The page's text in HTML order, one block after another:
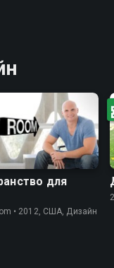
для
• 2012, США, Дизайн